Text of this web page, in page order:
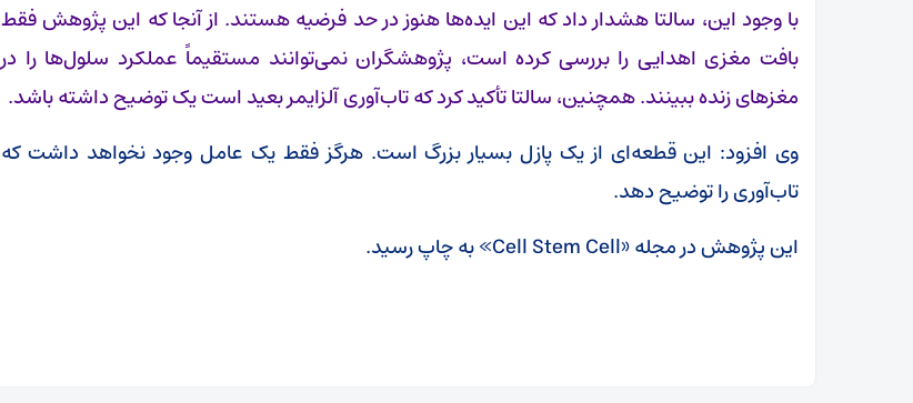
با وجود این، سالتا هشدار داد که این ایده‌ها هنوز در حد فرضیه هستند. از آنجا که این پژوهش فقط
بافت مغزی اهدایی را بررسی کرده است، پژوهشگران نمی‌توانند مستقیماً عملکرد سلول‌ها را در
مغزهای زنده ببینند. همچنین، سالتا تأکید کرد که تاب‌آوری آلزایمر بعید است یک توضیح داشته باشد.
وی افزود: این قطعه‌ای از یک پازل بسیار بزرگ است. هرگز فقط یک عامل وجود نخواهد داشت که
تاب‌آوری را توضیح دهد.
این پژوهش در مجله «Cell Stem Cell» به چاپ رسید.